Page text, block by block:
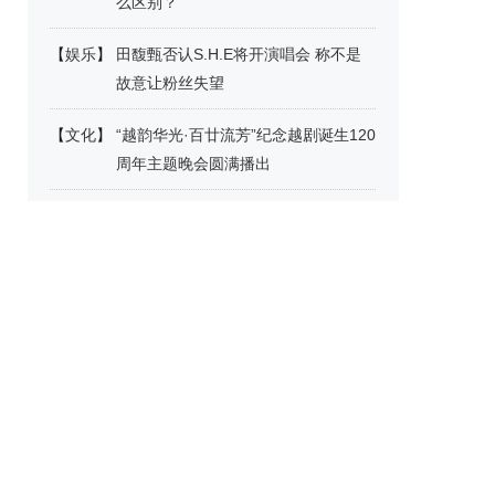
【娱乐】
田馥甄否认S.H.E将开演唱会 称不是
故意让粉丝失望
【文化】
“越韵华光·百廿流芳”纪念越剧诞生120
周年主题晚会圆满播出